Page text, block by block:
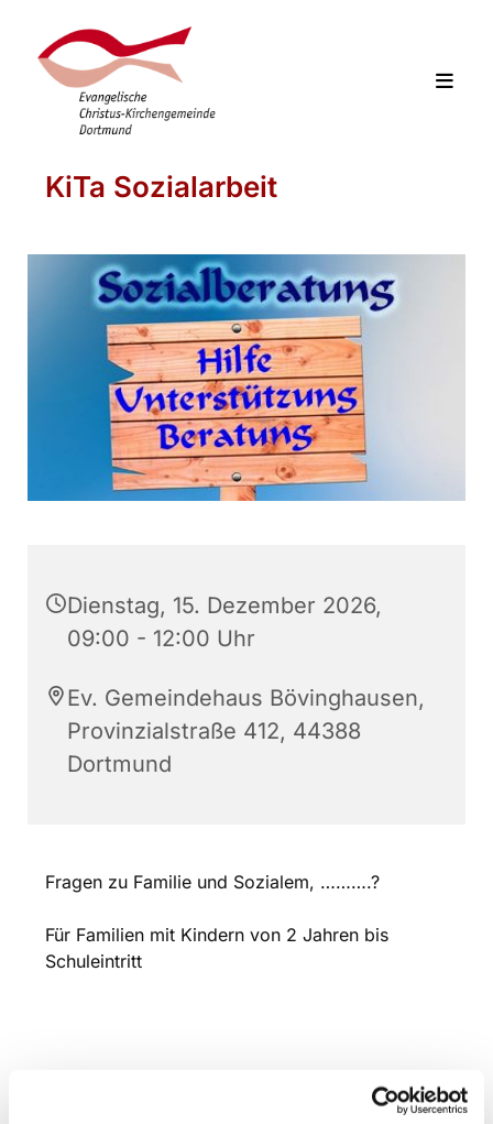
KiTa Sozialarbeit
Dienstag, 15. Dezember 2026,
09:00 - 12:00 Uhr
Ev. Gemeindehaus Bövinghausen,
Provinzialstraße 412, 44388
Dortmund
Fragen zu Familie und Sozialem, ……….?
Für Familien mit Kindern von 2 Jahren bis
Schuleintritt